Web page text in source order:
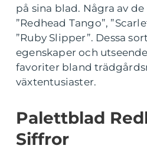
på sina blad. Några av
”Redhead Tango”,
”Ruby Slipper”. Dessa
egenskaper och
favoriter bland
växtentusiaster.
Palettblad
Siffror